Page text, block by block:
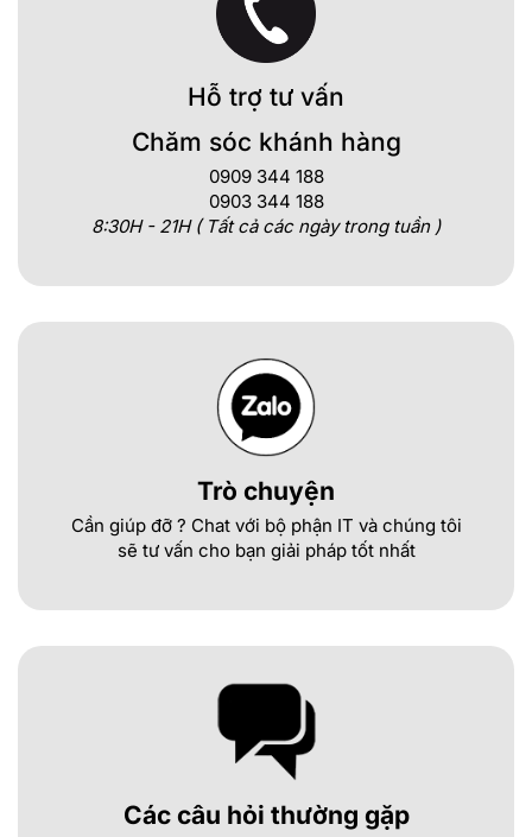
Hỗ trợ tư vấn
Chăm sóc khánh hàng
0909 344 188
0903 344 188
8:30H - 21H ( Tất cả các ngày trong tuần )
Trò chuyện
Cần giúp đỡ ? Chat với bộ phận IT và chúng tôi
sẽ tư vấn cho bạn giải pháp tốt nhất
Các câu hỏi thường gặp